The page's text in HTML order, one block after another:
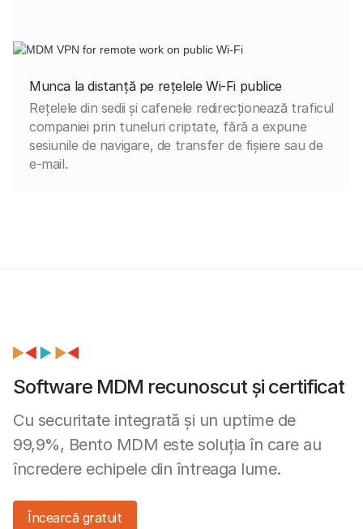
Munca la distanță pe rețelele Wi-Fi publice
Rețelele din sedii și cafenele redirecționează traficul
companiei prin tuneluri criptate, fără a expune
sesiunile de navigare, de transfer de fișiere sau de
e-mail.
Software MDM recunoscut și certificat
Cu securitate integrată și un uptime de
99,9%, Bento MDM este soluția în care au
încredere echipele din întreaga lume.
Încearcă gratuit